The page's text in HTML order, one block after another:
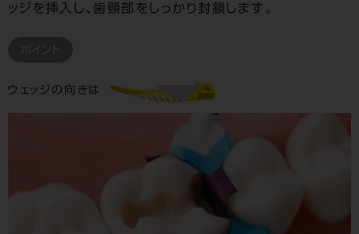
ッジを挿入し、歯頸部をしっかり封鎖します。
ウェッジの向きは